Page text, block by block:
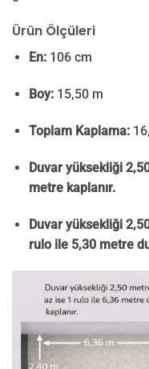
Ürün Ölçüleri
En:106 cm
Boy:15,50 m
Toplam Kaplama:
Duvar yüksekliği
metre kaplanır.
Duvar yüksekliği
rulo ile 5,30 metre